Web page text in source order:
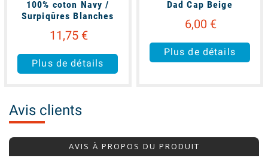
100% coton Navy /
Surpiqûres Blanches
11,75 €
Plus de détails
Dad Cap Beige
6,00 €
Plus de détails
Avis clients
AVIS À PROPOS DU PRODUIT